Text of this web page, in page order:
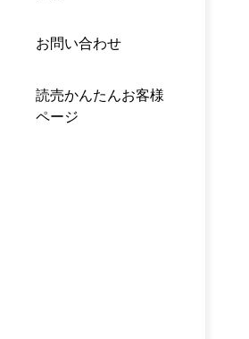
お問い合わせ
読売かんたんお客様
ページ